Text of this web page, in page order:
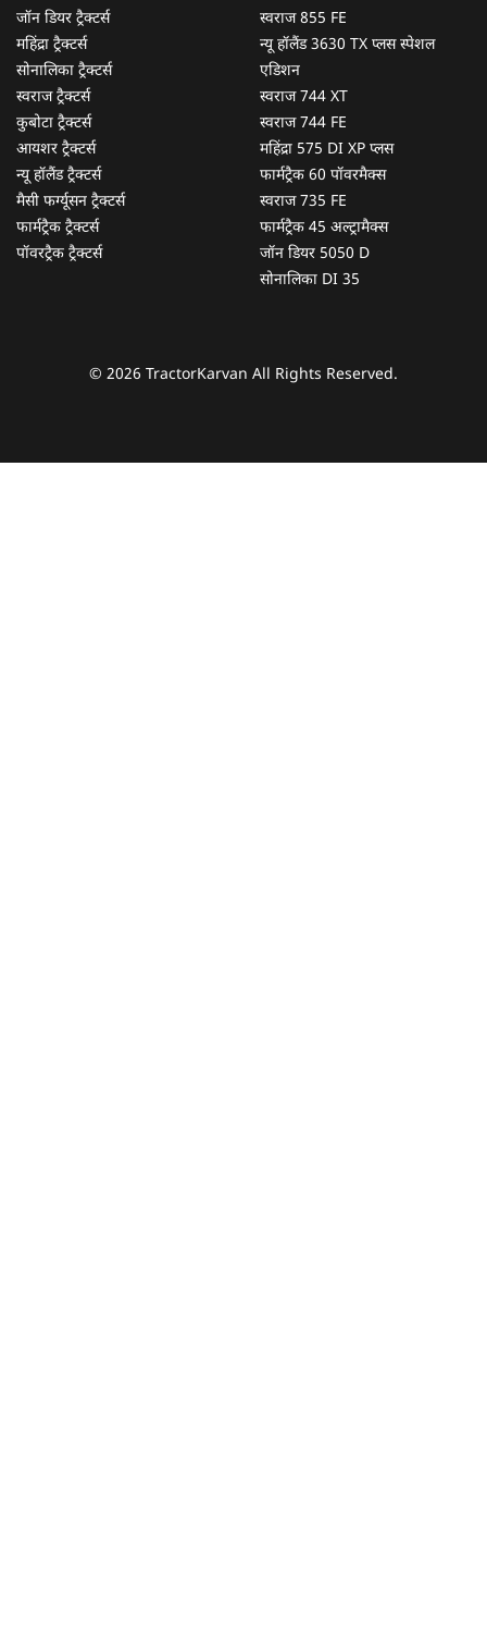
जॉन डियर ट्रैक्टर्स
महिंद्रा ट्रैक्टर्स
सोनालिका ट्रैक्टर्स
स्वराज ट्रैक्टर्स
कुबोटा ट्रैक्टर्स
आयशर ट्रैक्टर्स
न्यू हॉलैंड ट्रैक्टर्स
मैसी फर्ग्यूसन ट्रैक्टर्स
फार्मट्रैक ट्रैक्टर्स
पॉवरट्रैक ट्रैक्टर्स
स्वराज 855 FE
न्यू हॉलैंड 3630 TX प्लस स्पेशल
एडिशन
स्वराज 744 XT
स्वराज 744 FE
महिंद्रा 575 DI XP प्लस
फार्मट्रैक 60 पॉवरमैक्स
स्वराज 735 FE
फार्मट्रैक 45 अल्ट्रामैक्स
जॉन डियर 5050 D
सोनालिका DI 35
© 2026 TractorKarvan All Rights Reserved.